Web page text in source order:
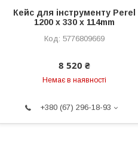
Кейс для інструменту Perel
1200 x 330 x 114mm
5776809669
8 520 ₴
Немає в наявності
+380 (67) 296-18-93